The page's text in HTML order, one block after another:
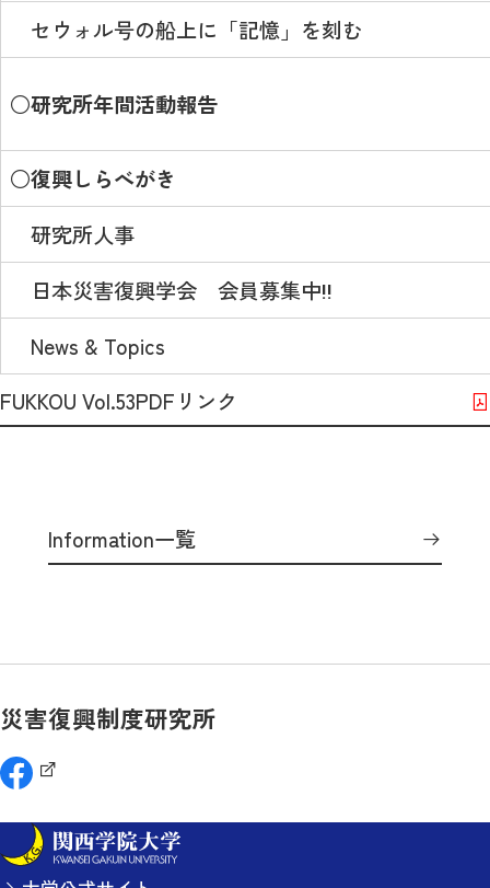
セウォル号の船上に「記憶」を刻む
○研究所年間活動報告
○復興しらべがき
研究所人事
日本災害復興学会 会員募集中‼
News & Topics
FUKKOU Vol.53PDFリンク
Information一覧
災害復興制度研究所